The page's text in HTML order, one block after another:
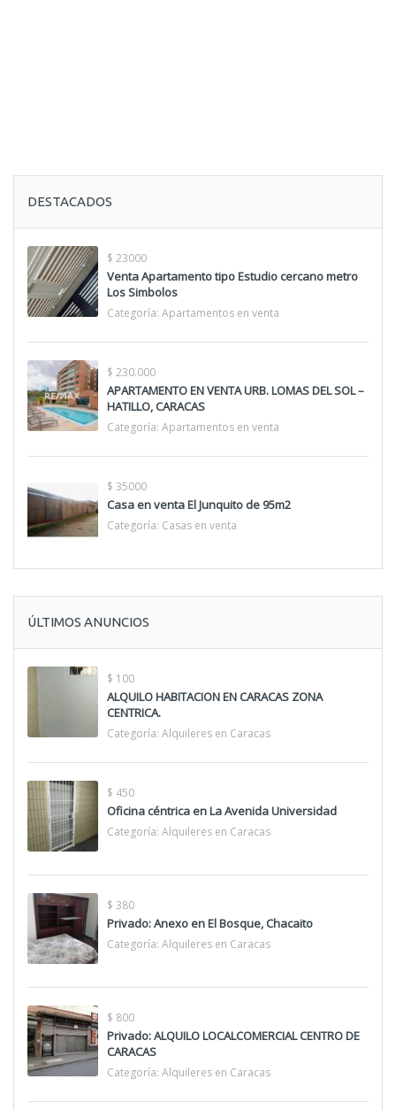
DESTACADOS
$ 23000
Venta Apartamento tipo Estudio cercano metro
Los Simbolos
Categoría: Apartamentos en venta
$ 230.000
APARTAMENTO EN VENTA URB. LOMAS DEL SOL –
HATILLO, CARACAS
Categoría: Apartamentos en venta
$ 35000
Casa en venta El Junquito de 95m2
Categoría: Casas en venta
ÚLTIMOS ANUNCIOS
$ 100
ALQUILO HABITACION EN CARACAS ZONA
CENTRICA.
Categoría: Alquileres en Caracas
$ 450
Oficina céntrica en La Avenida Universidad
Categoría: Alquileres en Caracas
$ 380
Privado: Anexo en El Bosque, Chacaito
Categoría: Alquileres en Caracas
$ 800
Privado: ALQUILO LOCALCOMERCIAL CENTRO DE
CARACAS
Categoría: Alquileres en Caracas